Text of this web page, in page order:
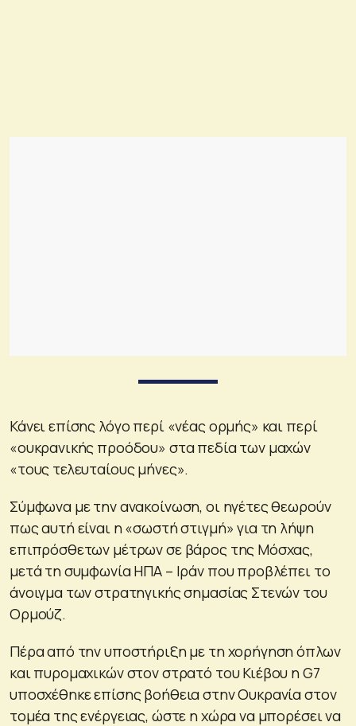
Κάνει επίσης λόγο περί «νέας ορμής» και περί
«ουκρανικής προόδου» στα πεδία των μαχών
«τους τελευταίους μήνες».
Σύμφωνα με την ανακοίνωση, οι ηγέτες θεωρούν
πως αυτή είναι η «σωστή στιγμή» για τη λήψη
επιπρόσθετων μέτρων σε βάρος της Μόσχας,
μετά τη συμφωνία ΗΠΑ – Ιράν που προβλέπει το
άνοιγμα των στρατηγικής σημασίας Στενών του
Ορμούζ.
Πέρα από την υποστήριξη με τη χορήγηση όπλων
και πυρομαχικών στον στρατό του Κιέβου η G7
υποσχέθηκε επίσης βοήθεια στην Ουκρανία στον
τομέα της ενέργειας, ώστε η χώρα να μπορέσει να